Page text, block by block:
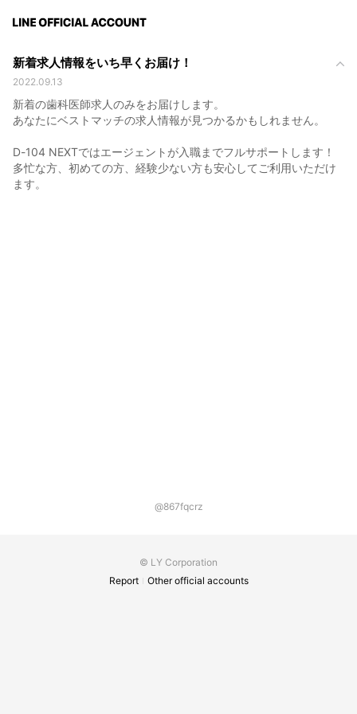
新着求人情報をいち早くお届け！
2022.09.13
新着の歯科医師求人のみをお届けします。
あなたにベストマッチの求人情報が見つかるかもしれません。
D-104 NEXTではエージェントが入職までフルサポートします！
多忙な方、初めての方、経験少ない方も安心してご利用いただけ
ます。
@867fqcrz
© LY Corporation
Report
Other official accounts